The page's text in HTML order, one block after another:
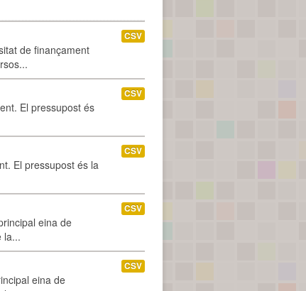
de finançament
CSV
El pressupost és
CSV
El pressupost és la
CSV
eina de
la...
CSV
eina de
CSV